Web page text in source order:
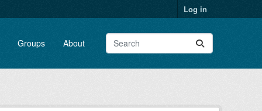
Log in
Groups About